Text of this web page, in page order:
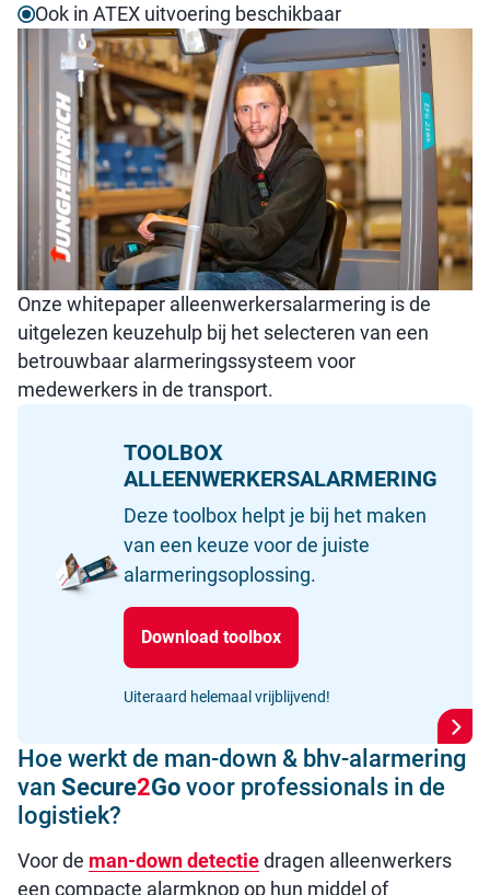
Ook in ATEX uitvoering beschikbaar
Onze whitepaper alleenwerkersalarmering is de
uitgelezen keuzehulp bij het selecteren van een
betrouwbaar alarmeringssysteem voor
medewerkers in de transport.
TOOLBOX
ALLEENWERKERSALARMERING
Deze toolbox helpt je bij het maken
van een keuze voor de juiste
alarmeringsoplossing.
Download toolbox
Uiteraard helemaal vrijblijvend!
Hoe werkt de man-down & bhv-alarmering
van Secure2Govoor professionals in de
logistiek?
Voor de man-down detectiedragen alleenwerkers
een compacte alarmknop op hun middel of